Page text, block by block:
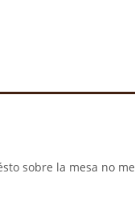
sobre la mesa no me